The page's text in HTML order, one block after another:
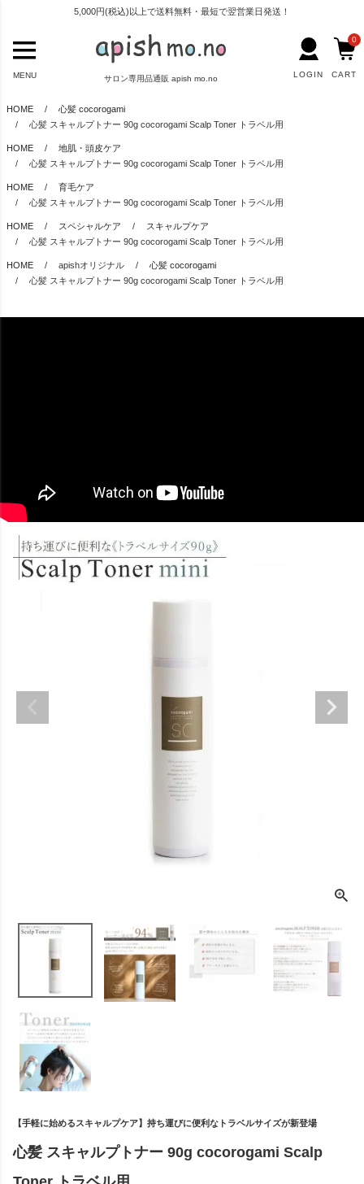
5,000円(税込)以上で送料無料・最短で翌営業日発送！
サロン専用品通販 apish mo.no
MENU LOGIN CART
0
HOME
心髪 cocorogami
心髪 スキャルプトナー 90g cocorogami Scalp Toner トラベル用
HOME
地肌・頭皮ケア
心髪 スキャルプトナー 90g cocorogami Scalp Toner トラベル用
HOME
育毛ケア
心髪 スキャルプトナー 90g cocorogami Scalp Toner トラベル用
HOME スペシャルケア
スキャルプケア
心髪 スキャルプトナー 90g cocorogami Scalp Toner トラベル用
HOME apishオリジナル
心髪 cocorogami
心髪 スキャルプトナー 90g cocorogami Scalp Toner トラベル用
【手軽に始めるスキャルプケア】持ち運びに便利なトラベルサイズが新登場
心髪 スキャルプトナー 90g cocorogami Scalp